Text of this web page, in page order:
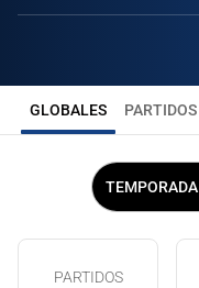
GLOBALES PARTIDOS
TEMPORADA
PARTIDOS